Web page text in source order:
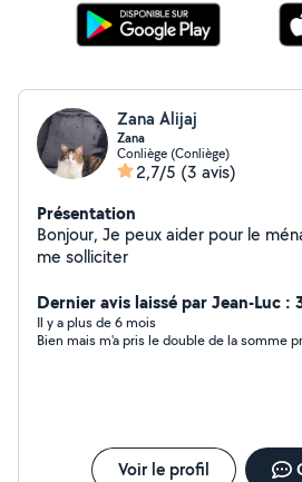
Zana Alijaj
Zana
Conliège (Conliège)
2,7/5 (3 avis)
Présentation
Bonjour, Je peux aider pour le
me solliciter
Dernier avis laissé par Jean-Luc :
Il y a plus de 6 mois
Bien
Voir le profil